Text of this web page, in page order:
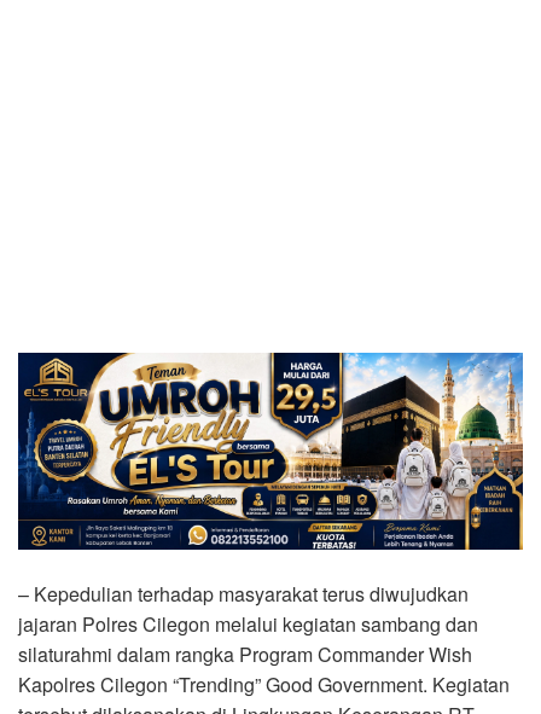
– Kepedulian terhadap masyarakat terus diwujudkan
jajaran Polres Cilegon melalui kegiatan sambang dan
silaturahmi dalam rangka Program Commander Wish
Kapolres Cilegon “Trending” Good Government. Kegiatan